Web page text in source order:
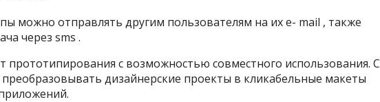
можно отправлять другим пользователям на их e- mail , также
через sms .
прототипирования с возможностью совместного использования. С
дизайнерские проекты в кликабельные макеты